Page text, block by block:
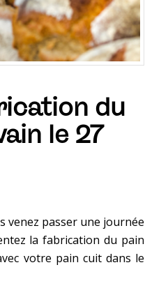
du
le 27
venez passer une journée
la fabrication du pain
votre pain cuit dans le